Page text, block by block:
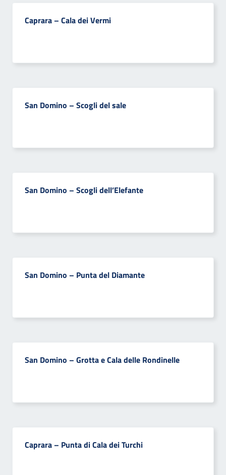
Caprara – Cala dei Vermi
San Domino – Scogli del sale
San Domino – Scogli dell’Elefante
San Domino – Punta del Diamante
San Domino – Grotta e Cala delle Rondinelle
Caprara – Punta di Cala dei Turchi